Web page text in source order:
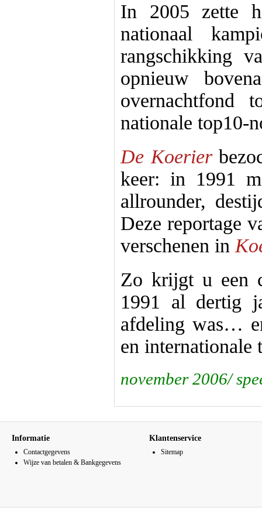
In 2005 zette
nationaal
rangschikking
opnieuw
overnachtfond
nationale top10-
De Koerier
keer: in 1991
allrounder,
Deze reportage
verschenen in
Zo krijgt u een
1991 al dertig
afdeling was…
en internationale
november 2006/
Informatie
Contactgegevens
Wijze van betalen & Bankgegevens
Klantenservice
Sitemap